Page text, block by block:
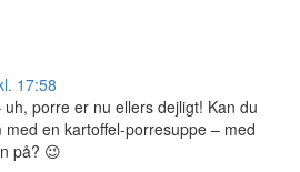
17:58
porre er nu ellers dejligt! Kan du
en kartoffel-porresuppe – med
på? 😉